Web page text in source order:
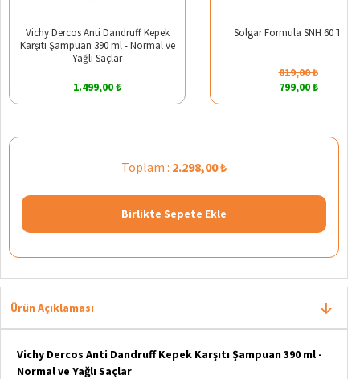
Vichy Dercos Anti Dandruff Kepek
Karşıtı Şampuan 390 ml - Normal ve
Yağlı Saçlar
1.499,00 ₺
Solgar Formula SNH 60
819,00 ₺
799,00 ₺
Toplam : 2.298,00 ₺
Birlikte Sepete Ekle
Ürün Açıklaması
Vichy Dercos Anti Dandruff Kepek Karşıtı Şampuan 390 ml -
Normal ve Yağlı Saçlar